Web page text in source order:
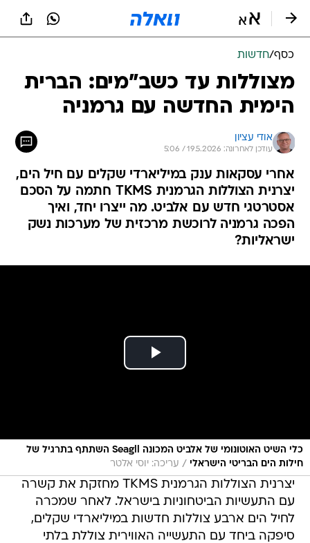
כסף/חדשות
מצוללות עד כשב"מים: הברית
הימית החדשה עם גרמניה
אודי עציון
עודכן לאחרונה: 19.5.2026 / 5:06
אחרי עסקאות ענק במיליארדי שקלים עם חיל הים,
יצרנית הצוללות הגרמנית TKMS חתמה על הסכם
אסטרטגי חדש עם אלביט. מה ייצרו יחד, ואיך
הפכה גרמניה לרוכשת מרכזית של מערכות נשק
ישראליות?
כלי השיט האוטונומי של אלביט המכונה Seagll השתתף בתרגיל של
חילות הים הבריטי הישראלי / עריכה: יוסי אלטר
יצרנית הצוללות הגרמנית TKMS מחזקת את קשרה
עם התעשיות הביטחוניות בישראל. לאחר שמכרה
לחיל הים ארבע צוללות חדשות במיליארדי שקלים,
סיפקה ביחד עם התעשייה האווירית צוללת בלתי